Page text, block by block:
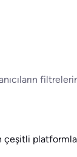
çeşitli